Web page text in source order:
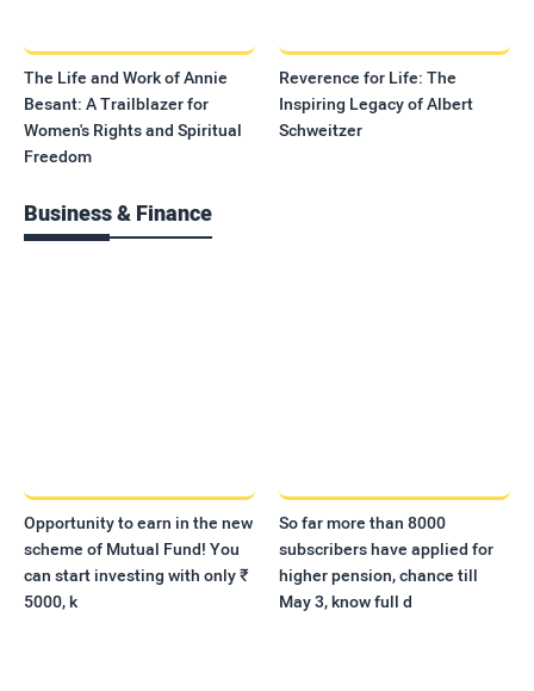
The Life and Work of Annie
Besant: A Trailblazer for
Women's Rights and Spiritual
Freedom
Reverence for Life: The
Inspiring Legacy of Albert
Schweitzer
Business & Finance
Opportunity to earn in the new
scheme of Mutual Fund! You
can start investing with only ₹
5000, k
So far more than 8000
subscribers have applied for
higher pension, chance till
May 3, know full d